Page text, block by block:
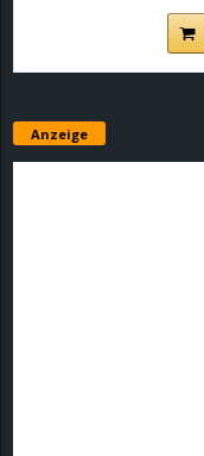
Anzeige